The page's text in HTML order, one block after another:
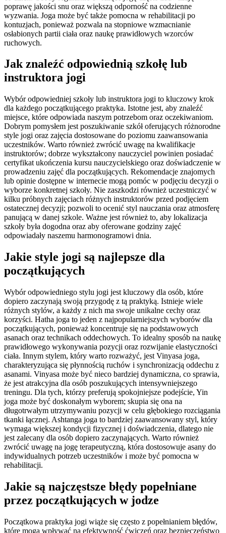
poprawę jakości snu oraz większą odporność na codzienne
wyzwania. Joga może być także pomocna w rehabilitacji po
kontuzjach, ponieważ pozwala na stopniowe wzmacnianie
osłabionych partii ciała oraz naukę prawidłowych wzorców
ruchowych.
Jak znaleźć odpowiednią szkołę lub
instruktora jogi
Wybór odpowiedniej szkoły lub instruktora jogi to kluczowy krok
dla każdego początkującego praktyka. Istotne jest, aby znaleźć
miejsce, które odpowiada naszym potrzebom oraz oczekiwaniom.
Dobrym pomysłem jest poszukiwanie szkół oferujących różnorodne
style jogi oraz zajęcia dostosowane do poziomu zaawansowania
uczestników. Warto również zwrócić uwagę na kwalifikacje
instruktorów; dobrze wykształcony nauczyciel powinien posiadać
certyfikat ukończenia kursu nauczycielskiego oraz doświadczenie w
prowadzeniu zajęć dla początkujących. Rekomendacje znajomych
lub opinie dostępne w internecie mogą pomóc w podjęciu decyzji o
wyborze konkretnej szkoły. Nie zaszkodzi również uczestniczyć w
kilku próbnych zajęciach różnych instruktorów przed podjęciem
ostatecznej decyzji; pozwoli to ocenić styl nauczania oraz atmosferę
panującą w danej szkole. Ważne jest również to, aby lokalizacja
szkoły była dogodna oraz aby oferowane godziny zajęć
odpowiadały naszemu harmonogramowi dnia.
Jakie style jogi są najlepsze dla
początkujących
Wybór odpowiedniego stylu jogi jest kluczowy dla osób, które
dopiero zaczynają swoją przygodę z tą praktyką. Istnieje wiele
różnych stylów, a każdy z nich ma swoje unikalne cechy oraz
korzyści. Hatha joga to jeden z najpopularniejszych wyborów dla
początkujących, ponieważ koncentruje się na podstawowych
asanach oraz technikach oddechowych. To idealny sposób na naukę
prawidłowego wykonywania pozycji oraz rozwijanie elastyczności
ciała. Innym stylem, który warto rozważyć, jest Vinyasa joga,
charakteryzująca się płynnością ruchów i synchronizacją oddechu z
asanami. Vinyasa może być nieco bardziej dynamiczna, co sprawia,
że jest atrakcyjna dla osób poszukujących intensywniejszego
treningu. Dla tych, którzy preferują spokojniejsze podejście, Yin
joga może być doskonałym wyborem; skupia się ona na
długotrwałym utrzymywaniu pozycji w celu głębokiego rozciągania
tkanki łącznej. Ashtanga joga to bardziej zaawansowany styl, który
wymaga większej kondycji fizycznej i doświadczenia, dlatego nie
jest zalecany dla osób dopiero zaczynających. Warto również
zwrócić uwagę na jogę terapeutyczną, która dostosowuje asany do
indywidualnych potrzeb uczestników i może być pomocna w
rehabilitacji.
Jakie są najczęstsze błędy popełniane
przez początkujących w jodze
Początkowa praktyka jogi wiąże się często z popełnianiem błędów,
które mogą wpływać na efektywność ćwiczeń oraz bezpieczeństwo